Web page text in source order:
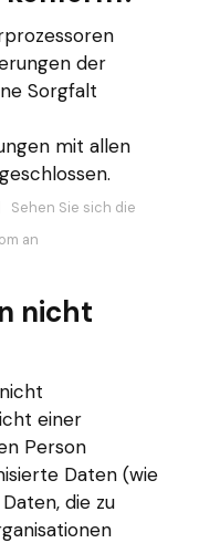
der
Sorgfalt
mit allen
Sehen Sie sich die
an
nicht
einer
Person
Daten (wie
die zu